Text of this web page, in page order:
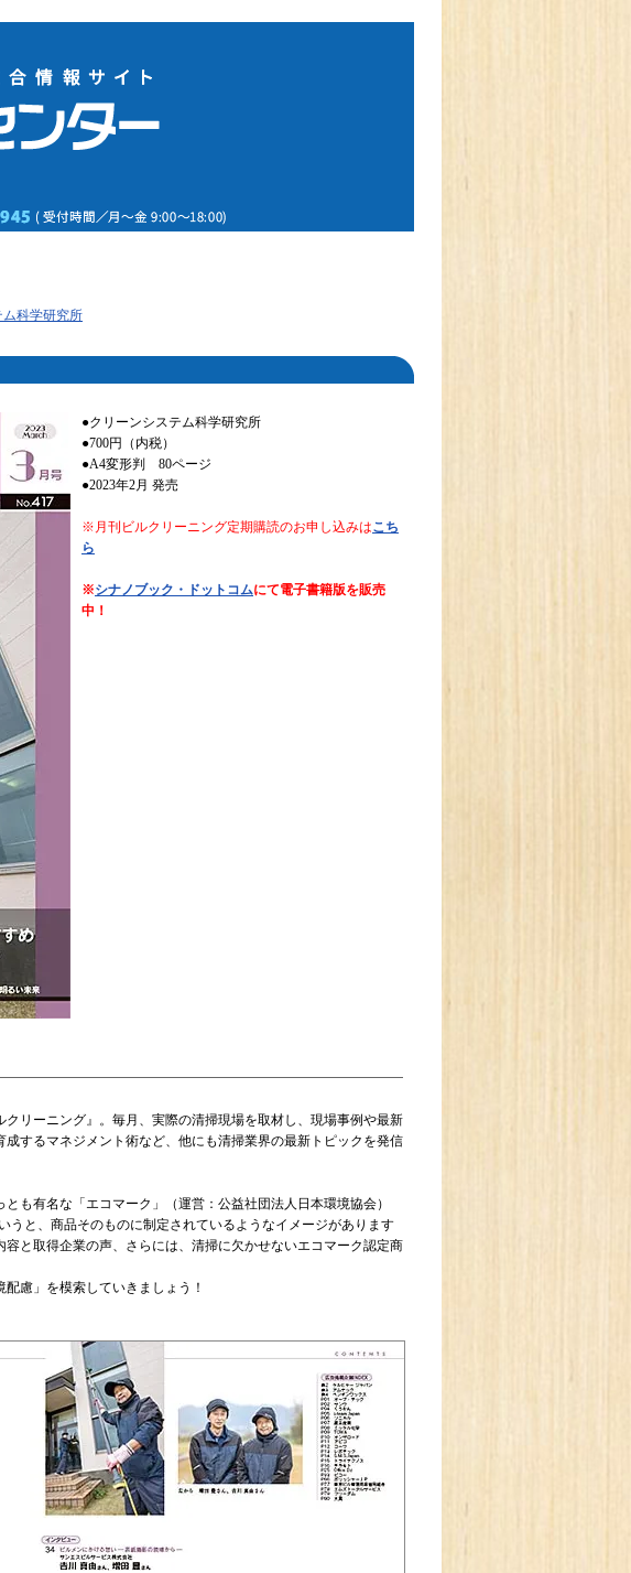
科学研究所
●クリーンシステム科学研究所
●700円（内税）
●A4変形判 80ページ
●2023年2月 発売
※月刊ビルクリーニング定期購読のお申し込みはこち
ら
※シナノブック・ドットコムにて電子書籍版を販売
中！
リーニング』。毎月、実際の清掃現場を取材し、現場事例や最新
するマネジメント術など、他にも清掃業界の最新トピックを発信
も有名な「エコマーク」（運営：公益社団法人日本環境協会）
うと、商品そのものに制定されているようなイメージがあります
と取得企業の声、さらには、清掃に欠かせないエコマーク認定商
慮」を模索していきましょう！